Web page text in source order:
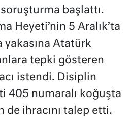
başlattı.
Heyeti’nin 5 Aralık’ta
yakasına Atatürk
tepki gösteren
istendi. Disiplin
405 numaralı koğuşta
de ihracını talep etti.